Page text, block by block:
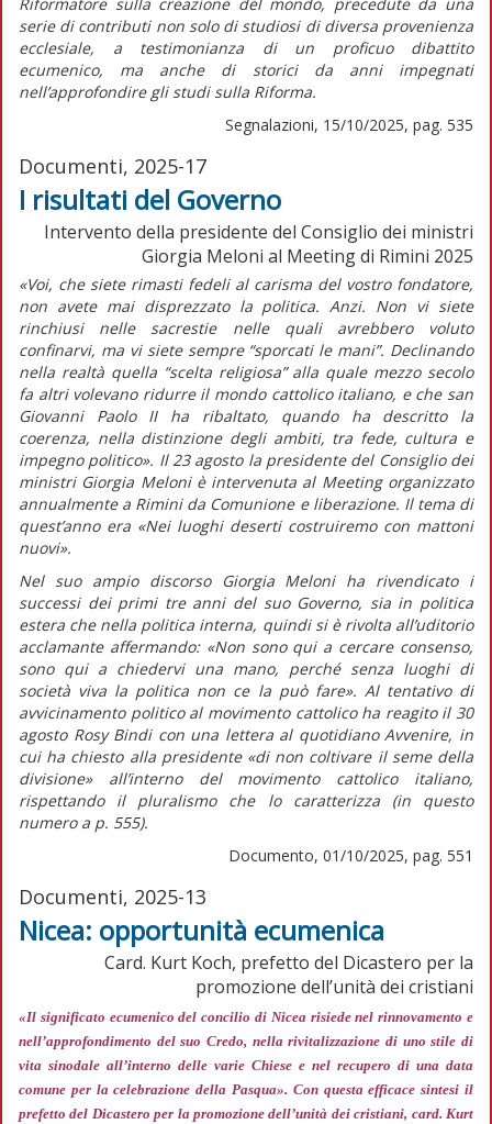
serie di contributi non solo di studiosi di diversa provenienza
ecclesiale, a testimonianza di un proficuo dibattito
ecumenico, ma anche di storici da anni impegnati
nell’approfondire gli studi sulla Riforma.
Segnalazioni, 15/10/2025, pag. 535
Documenti, 2025-17
I risultati del Governo
Intervento della presidente del Consiglio dei ministri
Giorgia Meloni al Meeting di Rimini 2025
«Voi, che siete rimasti fedeli al carisma del vostro fondatore,
non avete mai disprezzato la politica. Anzi. Non vi siete
rinchiusi nelle sacrestie nelle quali avrebbero voluto
confinarvi, ma vi siete sempre “sporcati le mani”. Declinando
nella realtà quella “scelta religiosa” alla quale mezzo secolo
fa altri volevano ridurre il mondo cattolico italiano, e che san
Giovanni Paolo II ha ribaltato, quando ha descritto la
coerenza, nella distinzione degli ambiti, tra fede, cultura e
impegno politico». Il 23 agosto la presidente del Consiglio dei
ministri Giorgia Meloni è intervenuta al Meeting organizzato
annualmente a Rimini da Comunione e liberazione. Il tema di
quest’anno era «Nei luoghi deserti costruiremo con mattoni
nuovi».
Nel suo ampio discorso Giorgia Meloni ha rivendicato i
successi dei primi tre anni del suo Governo, sia in politica
estera che nella politica interna, quindi si è rivolta all’uditorio
acclamante affermando:«Non sono qui a cercare consenso,
sono qui a chiedervi una mano, perché senza luoghi di
società viva la politica non ce la può fare». Al tentativo di
avvicinamento politico al movimento cattolico ha reagito il 30
agosto Rosy Bindi con una lettera al quotidianoAvvenire, in
cui ha chiesto alla presidente«di non coltivare il seme della
divisione» all’interno del movimento cattolico italiano,
rispettando il pluralismo che lo caratterizza (inquesto
numero a p. 555).
Documento, 01/10/2025, pag. 551
Documenti, 2025-13
Nicea: opportunità ecumenica
Card. Kurt Koch, prefetto del Dicastero per la
promozione dell’unità dei cristiani
«Il significato ecumenico del concilio di Nicea risiede nel rinnovamento e
nell’approfondimento del suo Credo, nella rivitalizzazione di uno stile di
vita sinodale all’interno delle varie Chiese e nel recupero di una data
comune per la celebrazione della Pasqua». Con questa efficace sintesi il
prefetto del Dicastero per la promozione dell’unità dei cristiani, card. Kurt